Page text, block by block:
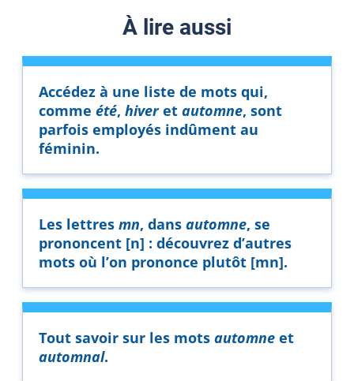
À lire aussi
Accédez à une liste de mots qui,
comme été, hiveret automne, sont
parfois employés indûment au
féminin.
Les lettres mn, dans automne, se
prononcent [n] : découvrez d’autres
mots où l’on prononce plutôt [mn].
Tout savoir sur les mots automne et
automnal.